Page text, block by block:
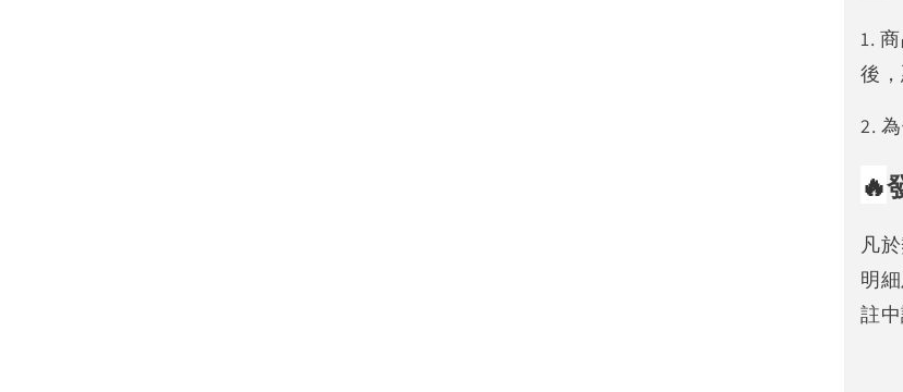
1.
後
2.
🔥
凡
明
註中